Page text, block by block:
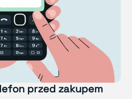
przed zakupem